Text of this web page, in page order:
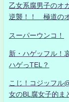
乙女系腐男子のオ
逆襲！！ 極道のオ
スーパーウンコ！
新・ハゲッフル！
ハゲっTEL？
こじ！コジッフル
女のBL腐女子的ま